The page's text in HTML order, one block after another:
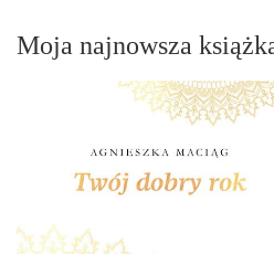
Moja najnowsza